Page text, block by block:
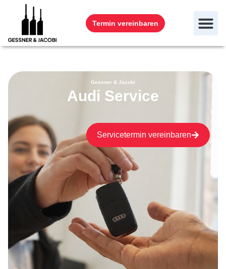
Termin vereinbaren
Gessner & Jacobi
Audi Service
Servicetermin vereinbaren